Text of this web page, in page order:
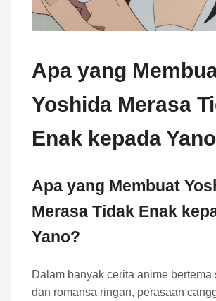
Apa yang
Yoshida Merasa
Enak kepada
Apa yang Membuat
Merasa Tidak Enak
Yano?
Dalam banyak cerita anime bertema
dan romansa ringan, perasaan